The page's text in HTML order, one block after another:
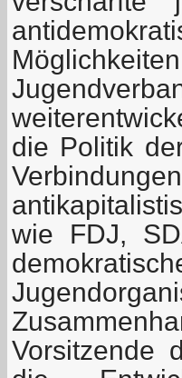
die Politik
wie FDJ,
Vorsitzende